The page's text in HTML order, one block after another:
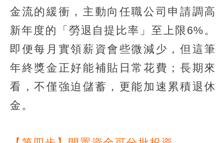
金流的緩衝，主動向任職公司申請調高
新年度的「勞退自提比率」至上限6%。
即便每月實領薪資會些微減少，但這筆
年終獎金正好能補貼日常花費；長期來
看，不僅強迫儲蓄，更能加速累積退休
金。